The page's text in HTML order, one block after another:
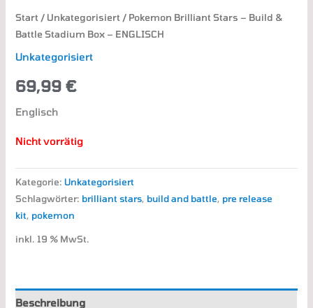
Start / Unkategorisiert / Pokemon Brilliant Stars – Build &
Battle Stadium Box – ENGLISCH
Unkategorisiert
69,99 €
Englisch
Nicht vorrätig
Kategorie:Unkategorisiert
Schlagwörter: brilliant stars, build and battle, pre release
kit, pokemon
inkl. 19 % MwSt.
Beschreibung